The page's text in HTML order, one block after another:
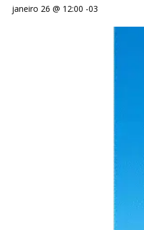
janeiro 26 @ 12:00 -03